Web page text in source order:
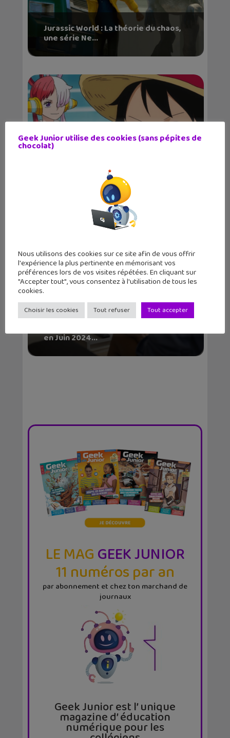
Jurassic World : La théorie du chaos,
une série Ne...
One Piece Red disponible sur Netflix
en Juin 2024...
LE MAGGEEK JUNIOR
11 numéros par an
par abonnement et chez ton marchand de
journaux
Geek Junior est l’ unique
magazine d’ éducation
numérique pour les
Geek Junior utilise des cookies (sans pépites de
chocolat)
Nous utilisons des cookies sur ce site afin de vous offrir
l'expérience la plus pertinente en mémorisant vos
préférences lors de vos visites répétées. En cliquant sur
"Accepter tout", vous consentez à l'utilisation de tous les
cookies.
Choisir les cookies Tout refuser Tout accepter